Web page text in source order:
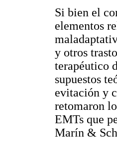
Si bien el
elementos
y otros
terapéutico
supuestos
evitación y
retomaron
EMTs que
Marín &